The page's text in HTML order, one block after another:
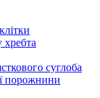
хребта
суглоба
порожнини